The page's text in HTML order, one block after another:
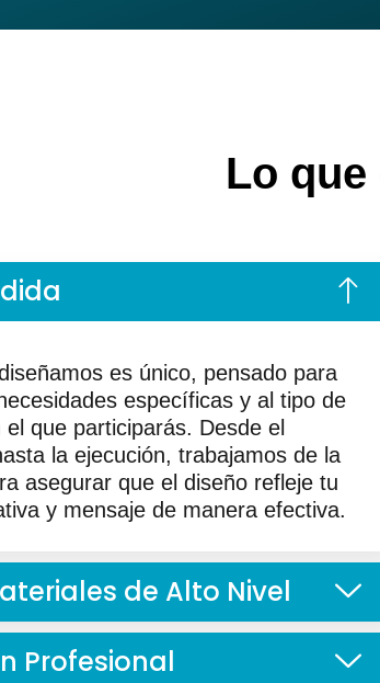
Lo
es único, pensado para
específicas y al tipo de
que participarás. Desde el
la ejecución, trabajamos de la
asegurar que el diseño refleje tu
y mensaje de manera efectiva.
de Alto Nivel
Profesional